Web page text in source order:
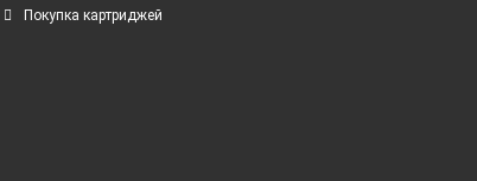
Покупка картриджей